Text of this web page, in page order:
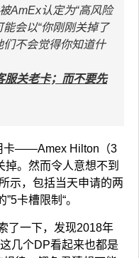
AmEx认定为“高风险
会以“你刚刚关掉了
不会觉得你知道什
服关老卡；而不要先
卡——Amex Hilton（3
。然而令人意想不到
示，包括当天申请的两
卡槽限制“。
了一下，发现2018年
几个DP看起来也都是